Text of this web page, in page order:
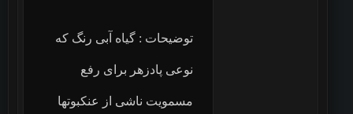
توضیحات : گیاه آبی رنگ که
نوعی پادزهر برای رفع
مسمویت ناشی از عنکبوتها